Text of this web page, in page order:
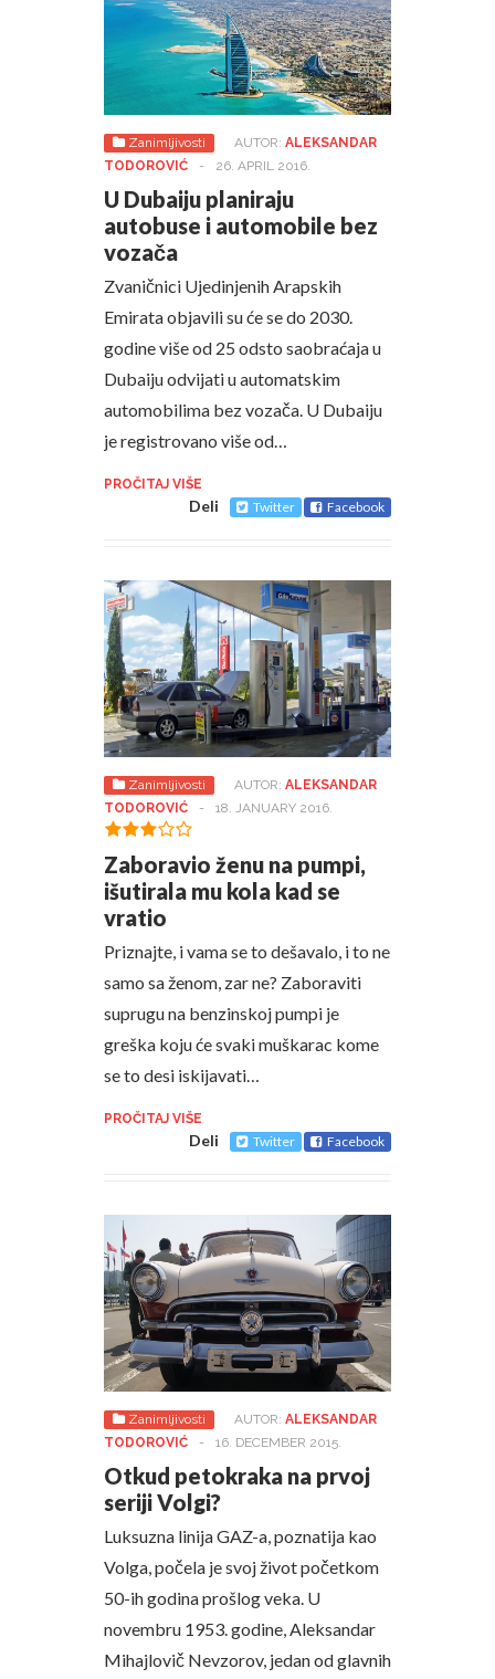
Zanimljivosti AUTOR: ALEKSANDAR
TODOROVIĆ
- 26. APRIL 2016.
U Dubaiju planiraju
autobuse i automobile bez
vozača
Zvaničnici Ujedinjenih Arapskih
Emirata objavili su će se do 2030.
godine više od 25 odsto saobraćaja u
Dubaiju odvijati u automatskim
automobilima bez vozača. U Dubaiju
je registrovano više od…
PROČITAJ VIŠE
Deli Twitter Facebook
Zanimljivosti AUTOR: ALEKSANDAR
TODOROVIĆ
- 18. JANUARY 2016.
Zaboravio ženu na pumpi,
išutirala mu kola kad se
vratio
Priznajte, i vama se to dešavalo, i to ne
samo sa ženom, zar ne? Zaboraviti
suprugu na benzinskoj pumpi je
greška koju će svaki muškarac kome
se to desi iskijavati…
PROČITAJ VIŠE
Deli Twitter Facebook
Zanimljivosti AUTOR: ALEKSANDAR
TODOROVIĆ
- 16. DECEMBER 2015.
Otkud petokraka na prvoj
seriji Volgi?
Luksuzna linija GAZ-a, poznatija kao
Volga, počela je svoj život početkom
50-ih godina prošlog veka. U
novembru 1953. godine, Aleksandar
Mihajlovič Nevzorov, jedan od glavnih